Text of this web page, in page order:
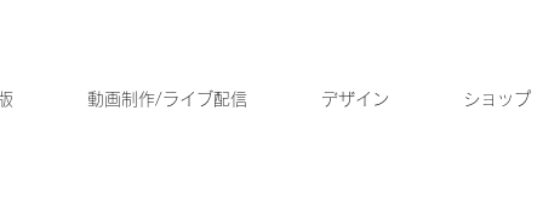
動画制作/ライブ配信 デザイン ショップ